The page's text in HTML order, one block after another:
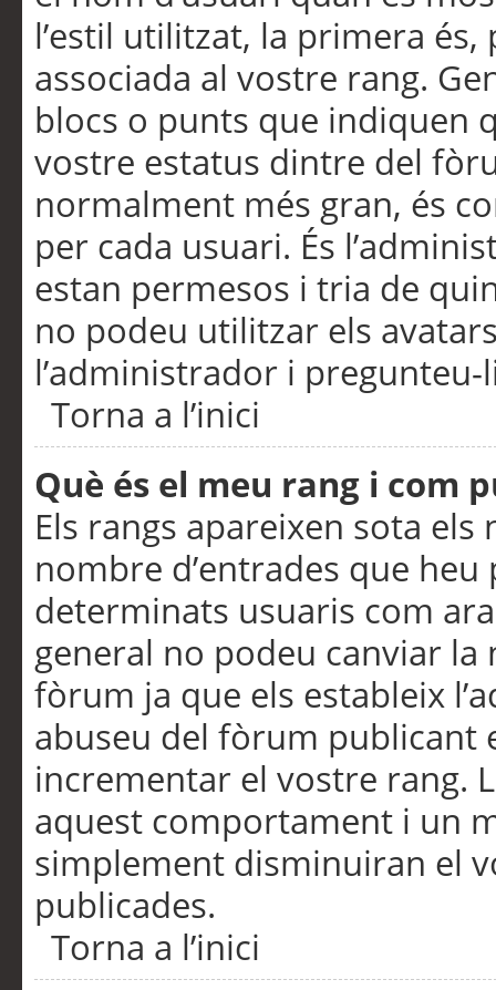
l’estil utilitzat, la primera
associada al vostre rang.
blocs o punts que indiquen
vostre estatus dintre del
normalment més gran, és
per cada usuari. És
estan permesos i tria de
no podeu utilitzar els
l’administrador i pregunteu-
Torna a l’inici
Què és el meu rang i com
Els rangs apareixen sota
nombre d’entrades que
determinats usuaris com
general no podeu canviar
fòrum ja que els estableix
abuseu del fòrum publicant
incrementar el vostre rang.
aquest comportament i un
simplement disminuiran el
publicades.
Torna a l’inici